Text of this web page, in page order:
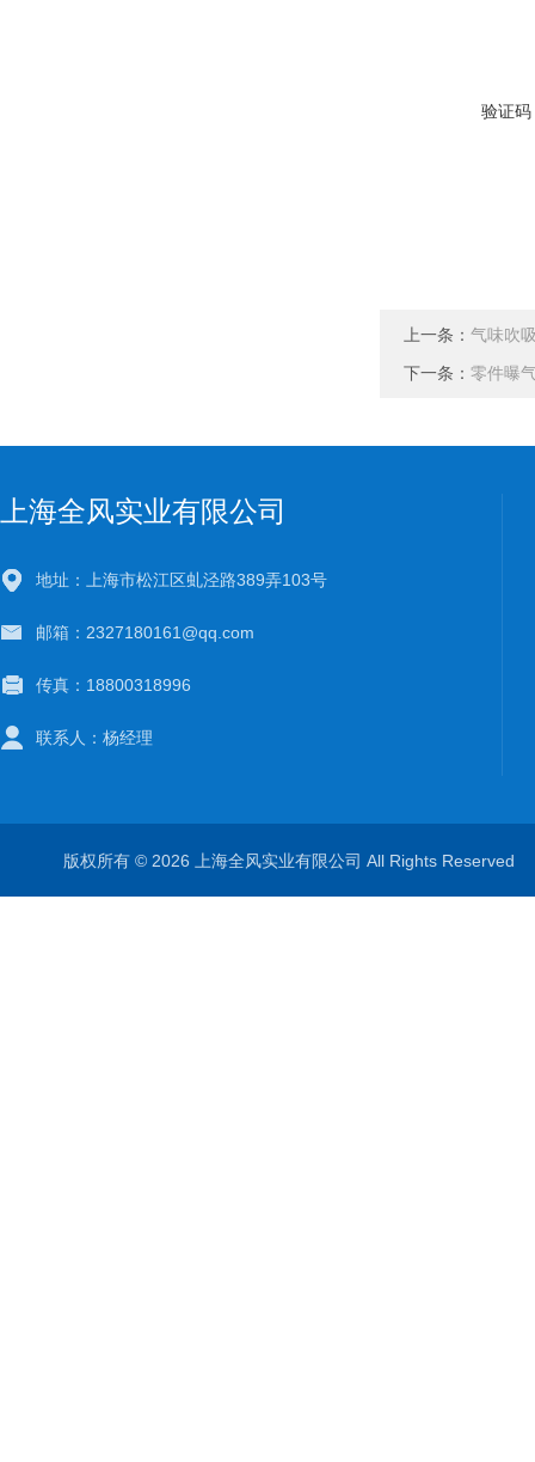
验证码
上一条： 气味吹
下一条： 零件曝
上海全风实业有限公司
地址：上海市松江区虬泾路389弄103号
邮箱：2327180161@qq.com
传真：18800318996
联系人：杨经理
版权所有 © 2026 上海全风实业有限公司 All Rights